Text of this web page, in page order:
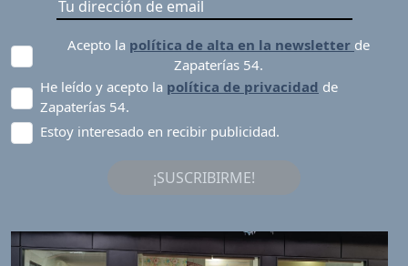
Acepto la política de alta en la newsletter de
Zapaterías 54.
He leído y acepto la política de privacidad de
Zapaterías 54.
Estoy interesado en recibir publicidad.
¡SUSCRIBIRME!